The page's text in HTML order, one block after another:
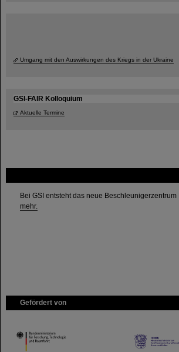
Bei GSI entsteht das neue Beschleunigerzentrum
mehr.
Gefördert von
HMWK
Umgang mit den Auswirkungen des Kriegs in der Ukraine
GSI-FAIR Kolloquium
Aktuelle Termine